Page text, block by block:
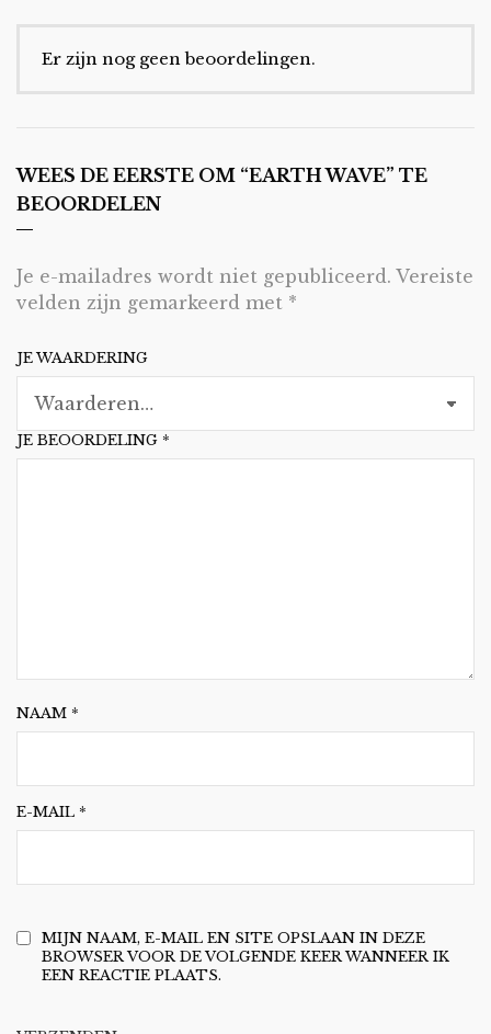
Er zijn nog geen beoordelingen.
WEES DE EERSTE OM “EARTH WAVE” TE
BEOORDELEN
Je e-mailadres wordt niet gepubliceerd. Vereiste
velden zijn gemarkeerd met *
JE WAARDERING
JE BEOORDELING *
NAAM *
E-MAIL *
MIJN NAAM, E-MAIL EN SITE OPSLAAN IN DEZE
BROWSER VOOR DE VOLGENDE KEER WANNEER IK
EEN REACTIE PLAATS.